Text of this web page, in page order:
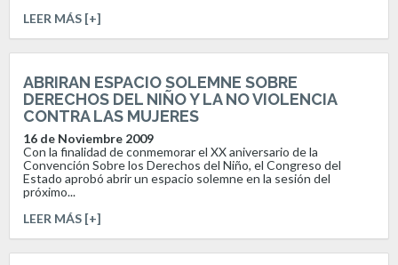
LEER MÁS [+]
ABRIRAN ESPACIO SOLEMNE SOBRE
DERECHOS DEL NIÑO Y LA NO VIOLENCIA
CONTRA LAS MUJERES
16 de Noviembre 2009
Con la finalidad de conmemorar el XX aniversario de la
Convención Sobre los Derechos del Niño, el Congreso del
Estado aprobó abrir un espacio solemne en la sesión del
próximo...
LEER MÁS [+]